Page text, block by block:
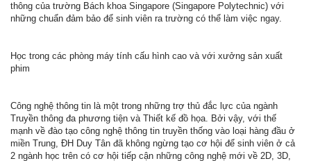
thông của trường Bách khoa Singapore (Singapore Polytechnic) với
những chuẩn đảm bảo để sinh viên ra trường có thể làm việc ngay.
Học trong các phòng máy tính cấu hình cao và với xưởng sản xuất
phim
Công nghệ thông tin là một trong những trợ thủ đắc lực của ngành
Truyền thông đa phương tiện và Thiết kế đồ họa. Bởi vậy, với thế
mạnh về đào tạo công nghệ thông tin truyền thống vào loại hàng đầu ở
miền Trung, ĐH Duy Tân đã không ngừng tạo cơ hội để sinh viên ở cả
2 ngành học trên có cơ hội tiếp cận những công nghệ mới về 2D, 3D,